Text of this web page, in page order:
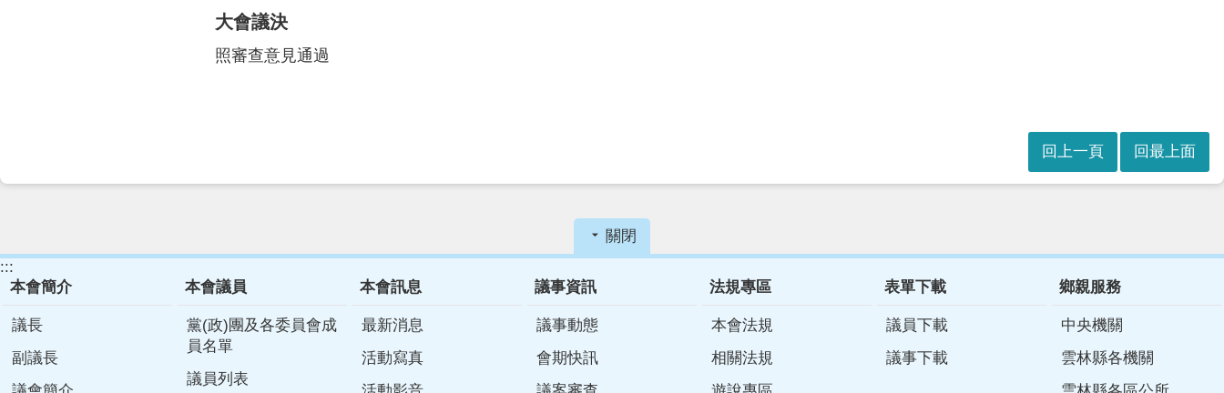
大會議決
照審查意見通過
回上一頁 回最上面
關閉
:::
本會簡介
議長
副議長
本會議員
黨(政)團及各委員會成
員名單
議員列表
本會訊息
最新消息
活動寫真
議事資訊
議事動態
會期快訊
法規專區
本會法規
相關法規
表單下載
議員下載
議事下載
鄉親服務
中央機關
雲林縣各機關